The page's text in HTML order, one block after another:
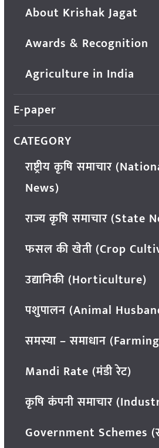
About Krishak Jagat
Awards & Recognition
Agriculture in India
E-paper
CATEGORY
राष्ट्रीय कृषि समाचार
News)
राज्य कृषि समाचार (State
फसल की खेती (Crop
उद्यानिकी (Horticulture)
पशुपालन (Animal
समस्या – समाधान
Mandi Rate (मंडी रेट)
कृषि कंपनी समाचार
Government Schemes